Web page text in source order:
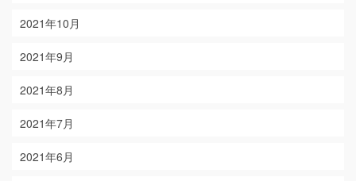
2021年10月
2021年9月
2021年8月
2021年7月
2021年6月